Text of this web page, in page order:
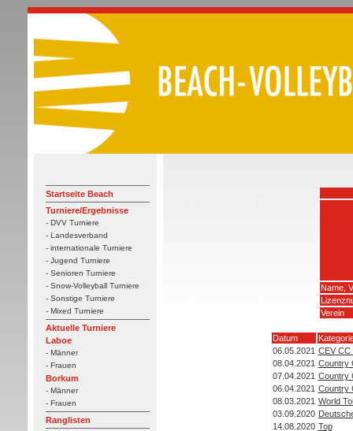
Startseite Beach
Turniere/Ergebnisse
- DVV Turniere
- Landesverband
- internationale Turniere
- Jugend Turniere
- Senioren Turniere
- Snow-Volleyball Turniere
- Sonstige Turniere
- Mixed Turniere
Aktuelle Turniere
Laboe
- Männer
- Frauen
Borkum
- Männer
- Frauen
Ranglisten
Name,
Verein
Datum
06.05.2021 CEV CC
08.04.2021 Country
07.04.2021 Country
06.04.2021 Country
08.03.2021 World
03.09.2020
14.08.2020 Top